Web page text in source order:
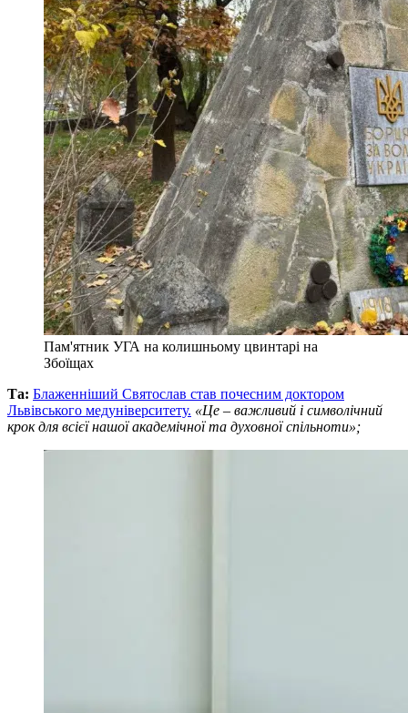
Пам'ятник УГА на колишньому цвинтарі на
Збоїщах
Та: Блаженніший Святослав став почесним доктором
Львівського медуніверситету. «Це – важливий і символічний
крок для всієї нашої академічної та духовної спільноти»;